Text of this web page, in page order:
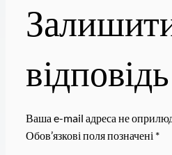
відповідь
Ваша e-mail адреса не
Обов’язкові поля позначені *